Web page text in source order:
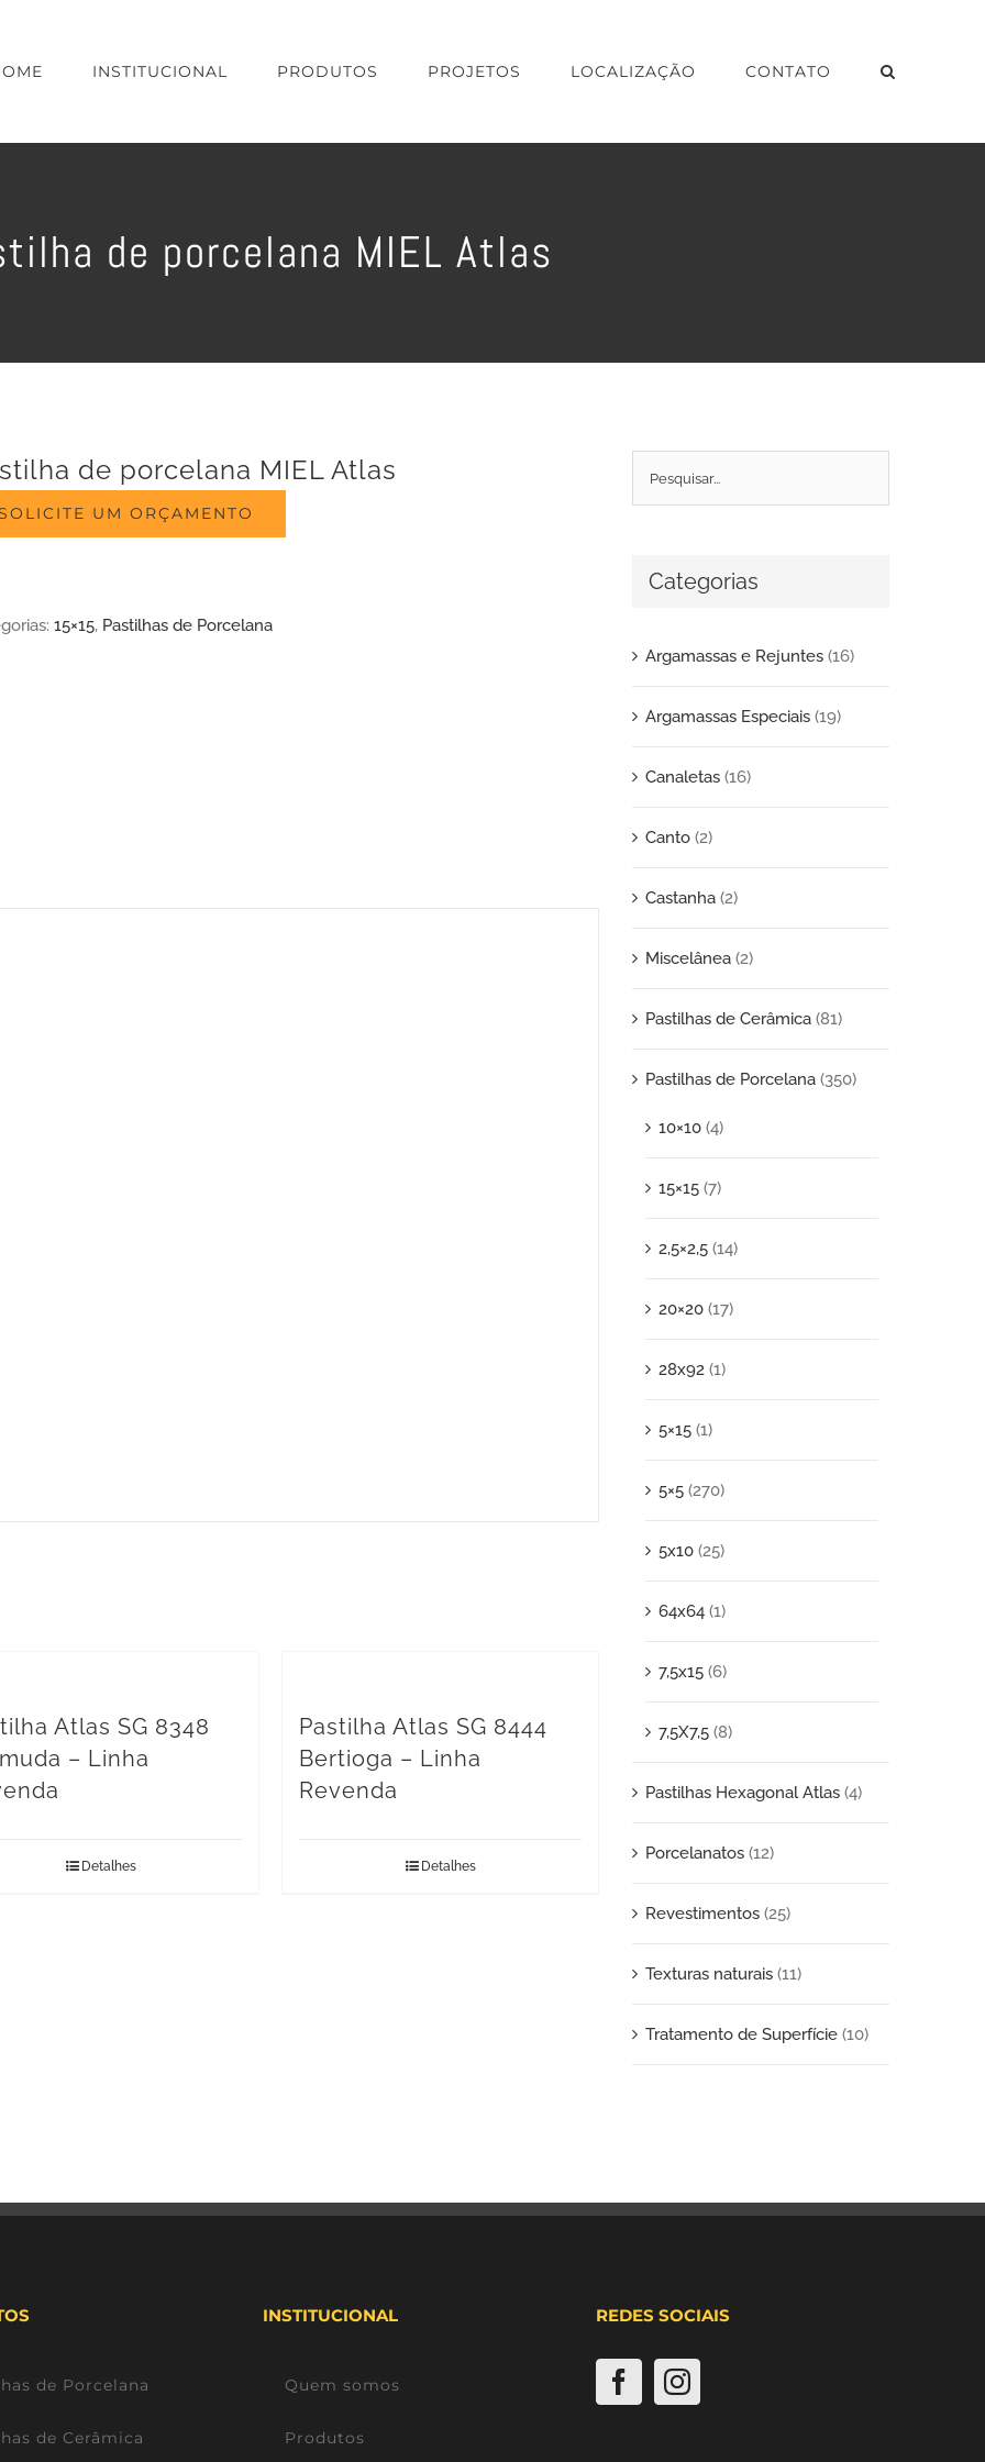
INSTITUCIONAL PRODUTOS PROJETOS LOCALIZAÇÃO CONTATO
de porcelana MIEL Atlas
de porcelana MIEL Atlas
UM ORÇAMENTO
15×15, Pastilhas de Porcelana
Atlas SG 8348
– Linha
Detalhes
Pastilha Atlas SG 8444
Bertioga – Linha
Revenda
Detalhes
Categorias
Argamassas e Rejuntes (16)
Argamassas Especiais (19)
Canaletas (16)
Canto (2)
Castanha (2)
Miscelânea (2)
Pastilhas de Cerâmica (81)
Pastilhas de Porcelana (350)
10×10 (4)
15×15 (7)
2,5×2,5 (14)
20×20 (17)
28x92 (1)
5×15 (1)
5×5 (270)
5x10 (25)
64x64 (1)
7,5x15 (6)
7,5X7,5 (8)
Pastilhas Hexagonal Atlas (4)
Porcelanatos (12)
Revestimentos (25)
Texturas naturais (11)
Tratamento de Superfície (10)
de Porcelana
de Cerâmica
INSTITUCIONAL
Quem somos
Produtos
REDES SOCIAIS